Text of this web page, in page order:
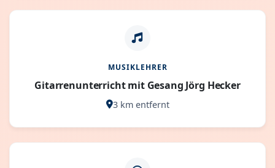
MUSIKLEHRER
Gitarrenunterricht mit Gesang Jörg Hecker
3 km entfernt